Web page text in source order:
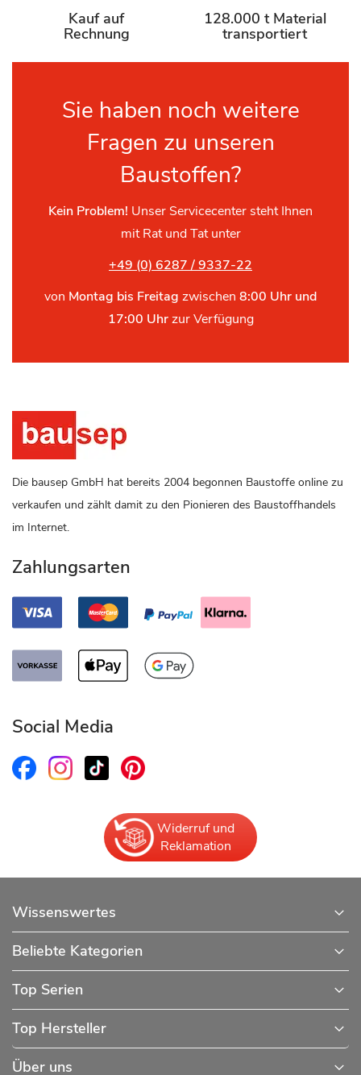
Kauf auf
Rechnung
128.000 t Material
transportiert
Sie haben noch weitere
Fragen zu unseren
Baustoffen?
Kein Problem! Unser Servicecenter steht Ihnen
mit Rat und Tat unter
+49 (0) 6287 / 9337-22
von Montag bis Freitag zwischen 8:00 Uhr und
17:00 Uhrzur Verfügung
Die bausep GmbH hat bereits 2004 begonnen Baustoffe online zu
verkaufen und zählt damit zu den Pionieren des Baustoffhandels
im Internet.
Zahlungsarten
Social Media
Widerruf und
Reklamation
Wissenswertes
Beliebte Kategorien
Top Serien
Top Hersteller
Über uns